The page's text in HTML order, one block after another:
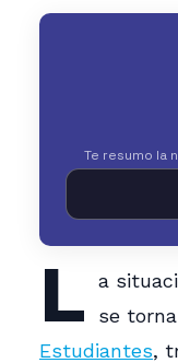
Te resumo la
L a
se
Estudiantes,